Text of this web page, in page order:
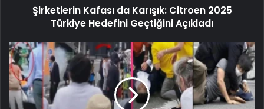
Şirketlerin Kafası da Karışık: Citroen 2025
Türkiye Hedefini Geçtiğini Açıkladı